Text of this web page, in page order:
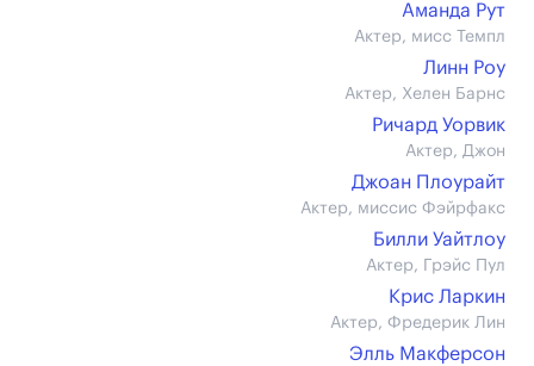
Аманда Рут
Актер, мисс Темпл
Линн Роу
Актер, Хелен Барнс
Ричард Уорвик
Актер, Джон
Джоан Плоурайт
Актер, миссис Фэйрфакс
Билли Уайтлоу
Актер, Грэйс Пул
Крис Ларкин
Актер, Фредерик Лин
Элль Макферсон